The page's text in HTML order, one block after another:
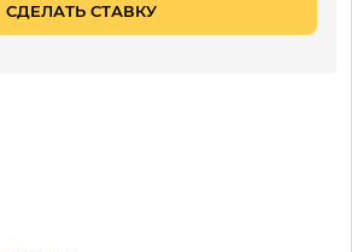
СДЕЛАТЬ СТАВКУ